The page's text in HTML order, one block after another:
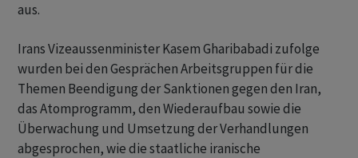
aus.
Irans Vizeaussenminister Kasem Gharibabadi zufolge
wurden bei den Gesprächen Arbeitsgruppen für die
Themen Beendigung der Sanktionen gegen den Iran,
das Atomprogramm, den Wiederaufbau sowie die
Überwachung und Umsetzung der Verhandlungen
abgesprochen, wie die staatliche iranische